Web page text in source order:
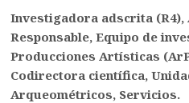
Investigadora adscrita
Responsable, Equipo de
Producciones Artísticas
Codirectora científica,
Arqueométricos, Servicios.